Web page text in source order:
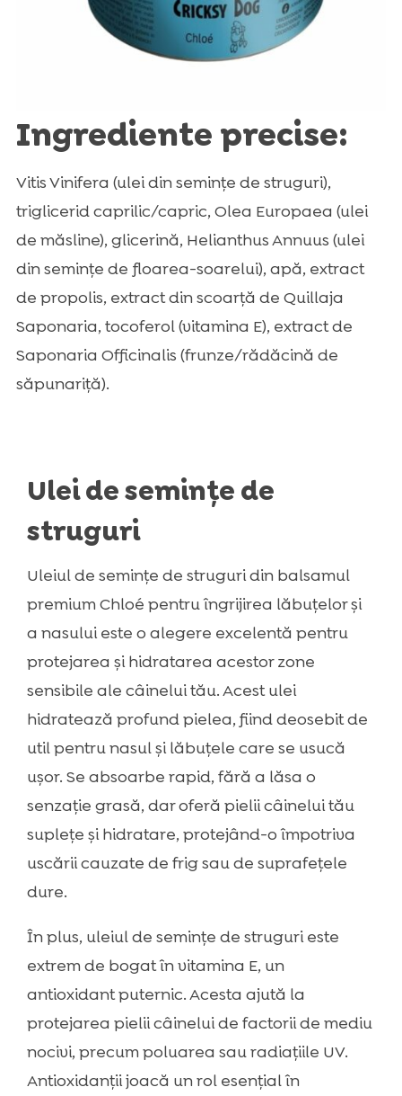
Ingrediente precise:
Vitis Vinifera (ulei din semințe de struguri),
triglicerid caprilic/capric, Olea Europaea (ulei
de măsline), glicerină, Helianthus Annuus (ulei
din semințe de floarea-soarelui), apă, extract
de propolis, extract din scoarță de Quillaja
Saponaria, tocoferol (vitamina E), extract de
Saponaria Officinalis (frunze/rădăcină de
săpunariță).
Ulei de semințe de
struguri
Uleiul de semințe de struguri din balsamul
premium Chloé pentru îngrijirea lăbuțelor și
a nasului este o alegere excelentă pentru
protejarea și hidratarea acestor zone
sensibile ale câinelui tău. Acest ulei
hidratează profund pielea, fiind deosebit de
util pentru nasul și lăbuțele care se usucă
ușor. Se absoarbe rapid, fără a lăsa o
senzație grasă, dar oferă pielii câinelui tău
suplețe și hidratare, protejând-o împotriva
uscării cauzate de frig sau de suprafețele
dure.
În plus, uleiul de semințe de struguri este
extrem de bogat în vitamina E, un
antioxidant puternic. Acesta ajută la
protejarea pielii câinelui de factorii de mediu
nocivi, precum poluarea sau radiațiile UV.
Antioxidanții joacă un rol esențial în